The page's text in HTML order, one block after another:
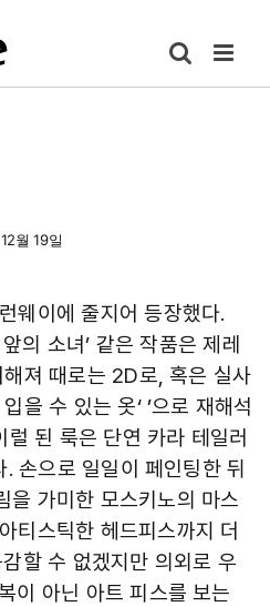
월 19일
웨이에 줄지어 등장했다.
의 소녀’ 같은 작품은 제레
져 때로는 2D로, 혹은 실사
을 수 있는 옷‘ ’으로 재해석
된 룩은 단연 카라 테일러
. 손으로 일일이 페인팅한 뒤
을 가미한 모스키노의 마스
티스틱한 헤드피스까지 더
할 수 없겠지만 의외로 우
이 아닌 아트 피스를 보는